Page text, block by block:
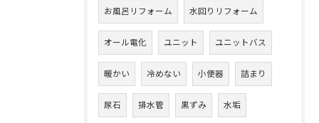
お風呂リフォーム 水回りリフォーム
オール電化 ユニット ユニットバス
暖かい 冷めない 小便器 詰まり
尿石 排水管 黒ずみ 水垢